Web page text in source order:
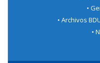
•
• Archivos
•